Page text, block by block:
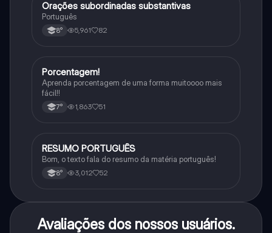
Português
Orações subordinadas substantivas
Português
8° 5,961 82
Matematica
Porcentagem!
Aprenda porcentagem de uma forma muitoooo mais
fácil!!
7° 1,863 51
Português
RESUMO PORTUGUÊS
Bom, o texto fala do resumo da matéria português!
8° 3,012 52
Avaliações dos nossos usuários.